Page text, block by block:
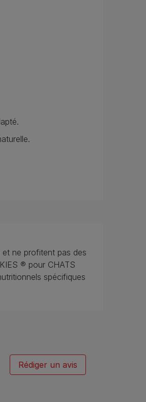
ne profitent pas des
® pour CHATS
spécifiques
Rédiger un avis